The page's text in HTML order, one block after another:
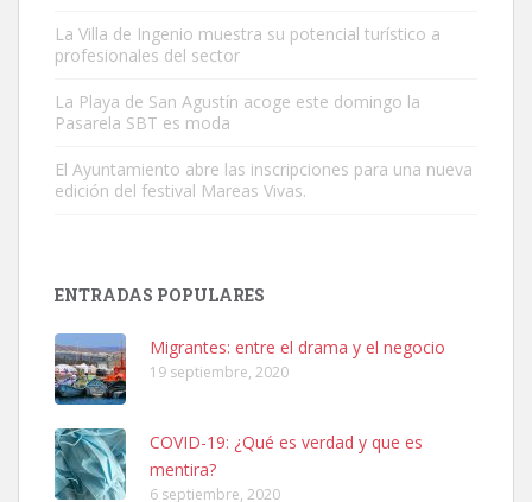
Busco adopción responsable para mi perra. Pastor alemán,
hembra, 4 años. Por motivos personales ...
PERRO MACHO RAZA SHIBA CON MICROCHIP PERDIDO HOY
Leales.org » Gran Canaria | 6.7.2025
La Villa de Ingenio muestra su potencial turístico a
profesionales del sector
La Playa de San Agustín acoge este domingo la
Pasarela SBT es moda
El Ayuntamiento abre las inscripciones para una nueva
edición del festival Mareas Vivas.
ENTRADAS POPULARES
Migrantes: entre el drama y el negocio
19 septiembre, 2020
COVID-19: ¿Qué es verdad y que es
mentira?
6 septiembre, 2020